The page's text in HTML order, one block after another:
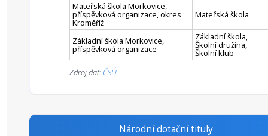
Mateřská škola Morkovice,
příspěvková organizace, okres
Kroměříž
Mateřská škola
Základní škola Morkovice,
příspěvková organizace
Základní škola,
Školní družina,
Školní klub
Zdroj dat: ČSÚ
Národní dotační tituly